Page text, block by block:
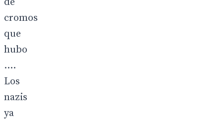
cromos
que
hubo
....
Los
nazis
ya